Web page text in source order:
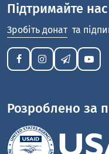
Підтримайте нас
Зробіть донат та
Розроблено за